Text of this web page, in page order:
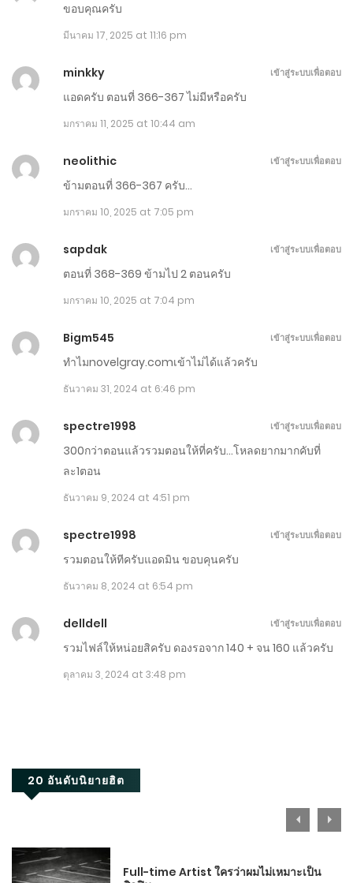
ตอนที่ 1001-1010
พฤศจิกายน 26, 2025
ตอนที่ 991-1000
พฤศจิกายน 16, 2025
ตอนที่ 971-980
ตอนที่ 961-970
พฤศจิกายน 6, 2025
ตอนที่ 951-960
พฤศจิกายน 1, 2025
ตุลาคม 27, 2025
ตอนที่ 931-940
ตุลาคม 22, 2025
ตอนที่ 921-930
ตุลาคม 17, 2025
ตุลาคม 12, 2025
ตอนที่ 881-890
ตอนที่ 871-880
ขอบคุณครับ
มีนาคม 17, 2025 at 11:16 pm
minkky
แอดครับ ตอนที่ 366-367 ไม่มีหรือครับ
มกราคม 11, 2025 at 10:44 am
เข้าสู่ระบบเพื่อตอบ
neolithic
ข้ามตอนที่ 366-367 ครับ…
มกราคม 10, 2025 at 7:05 pm
เข้าสู่ระบบเพื่อตอบ
sapdak
ตอนที่ 368-369 ข้ามไป 2 ตอนครับ
มกราคม 10, 2025 at 7:04 pm
เข้าสู่ระบบเพื่อตอบ
Bigm545
ทำไมnovelgray.comเข้าไม่ได้แล้วครับ
ธันวาคม 31, 2024 at 6:46 pm
เข้าสู่ระบบเพื่อตอบ
spectre1998
300กว่าตอนแล้วรวมตอนให้ที่ครับ…โหลดยากมากคับที่
ละ1ตอน
ธันวาคม 9, 2024 at 4:51 pm
เข้าสู่ระบบเพื่อตอบ
spectre1998
รวมตอนให้ทีครับแอดมิน ขอบคุนครับ
ธันวาคม 8, 2024 at 6:54 pm
เข้าสู่ระบบเพื่อตอบ
delldell
รวมไฟล์ให้หน่อยสิครับ ดองรอจาก 140 + จน 160 แล้วครับ
ตุลาคม 3, 2024 at 3:48 pm
เข้าสู่ระบบเพื่อตอบ
20 อันดับนิยายฮิต
Full-time Artist ใครว่าผมไม่เหมาะเป็น